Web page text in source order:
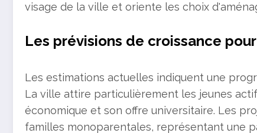
visage de la ville et oriente les choix
Les prévisions de croissance
Les estimations actuelles indiquent une
La ville attire particulièrement les jeunes
économique et son offre universitaire. Les
familles monoparentales, représentant une